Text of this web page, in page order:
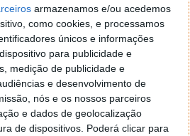
armazenamos e/ou acedemos
como cookies, e processamos
únicos e informações
para publicidade e
medição de publicidade e
e desenvolvimento de
nós e os nossos parceiros
e dados de geolocalização
de dispositivos. Poderá clicar para
a explicação principal tem
natureza estatística destas
sãosistemas
priorizam a informação mais
a mais fiável.